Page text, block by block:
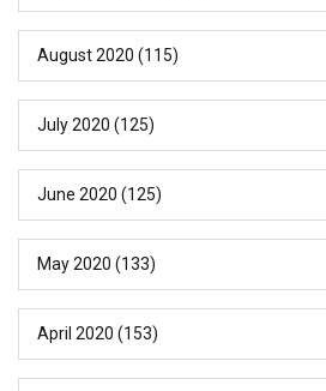
August 2020 (115)
July 2020 (125)
June 2020 (125)
May 2020 (133)
April 2020 (153)